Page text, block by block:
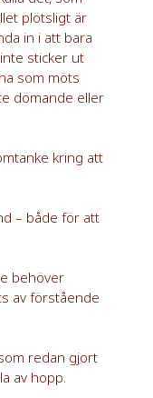
plötsligt är
in i att bara
sticker ut
som möts
dömande eller
kring att
– både för att
behöver
av förstående
redan gjort
av hopp.